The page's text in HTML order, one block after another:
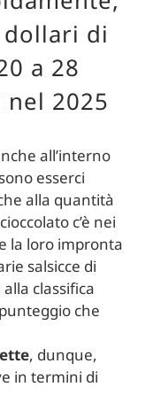
di
a 28
2025
all’interno
esserci
alla quantità
c’è nei
la loro impronta
salsicce di
classifica
che
, dunque,
in termini di